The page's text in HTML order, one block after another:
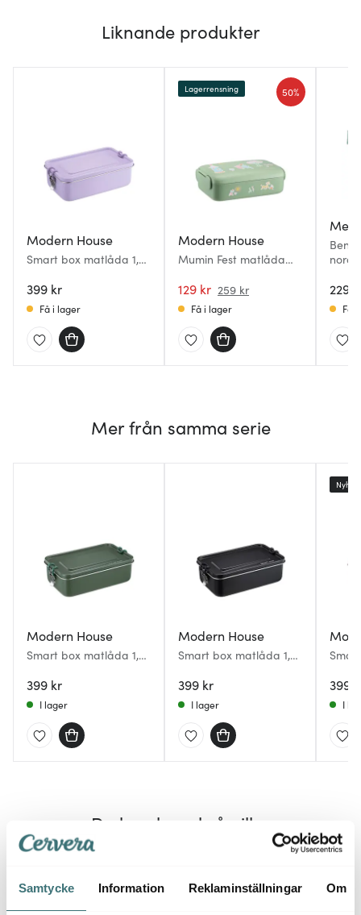
Samtycke Information Reklaminställningar Om
Liknande produkter
Modern House
Smart box matlåda 1,2
399 kr
Få i lager
Modern House
Mumin Fest matlåda
grön/multi
129 kr 259 kr
50%
Lagerrensning
Få i lager
229
Få
Mer från samma serie
Modern House
Smart box matlåda 1,2
399 kr
I lager
Modern House
Smart box matlåda 1,2
399 kr
I lager
399
Nyhet
I
Du kanske också gillar